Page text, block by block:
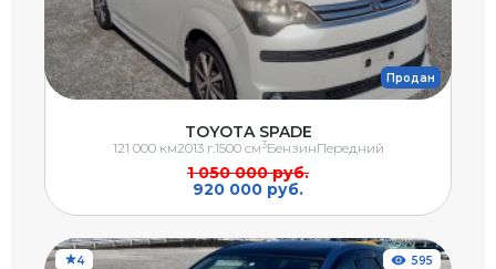
Продан
TOYOTA SPADE
1 050 000 руб.
920 000 руб.
121 000 км2013 г.1500 см3БензинПередний
4 595